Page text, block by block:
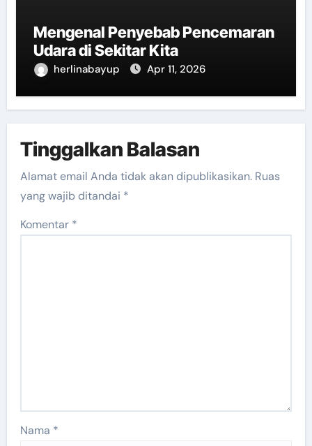
Mengenal Penyebab Pencemaran
Udara di Sekitar Kita
herlinabayup Apr 11, 2026
Tinggalkan Balasan
Alamat email Anda tidak akan dipublikasikan. Ruas
yang wajib ditandai *
Komentar *
Nama *